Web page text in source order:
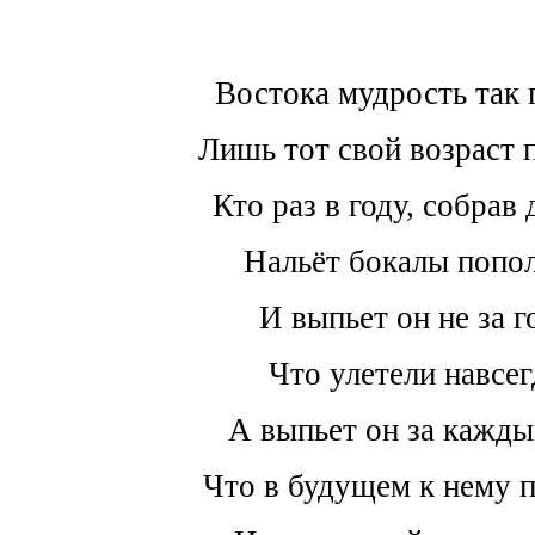
Востока мудрость так
Лишь тот свой возраст
Кто раз в году, собрав
Нальёт бокалы
И выпьет он не за
Что улетели
А выпьет он за
Что в будущем к нему